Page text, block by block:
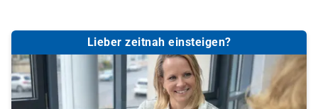
Lieber zeitnah einsteigen?